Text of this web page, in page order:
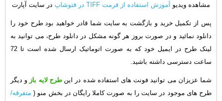
مشاهده ویدیو آموزش استفاده از فرمت TIFF در فتوشاپ در سایت آپارت
پس از تکمیل خرید و بازگشت به سایت شما قادر خواهید بود طرح خود را
دانلود نمائید و در صورت بروز هر گونه مشکل در دانلود طرح، می توانید به
لینک طرح در ایمیل خود که به صورت اتوماتیک ارسال شده است تا 72
ساعت دسترسی داشته باشید.
شما عزیزان می توانید فونت های استفاده شده در اینطرح لایه باز و دیگر
طرح های موجود در سایت را به صورت کاملا رایگان در بخش منو ( متفرقه/